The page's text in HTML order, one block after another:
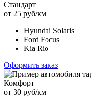
Стандарт
от 25 руб/км
Hyundai Solaris
Ford Focus
Kia Rio
Оформить заказ
Комфорт
от 30 руб/км